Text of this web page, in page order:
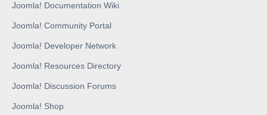
Joomla! Documentation Wiki
Joomla! Community Portal
Joomla! Developer Network
Joomla! Resources Directory
Joomla! Discussion Forums
Joomla! Shop